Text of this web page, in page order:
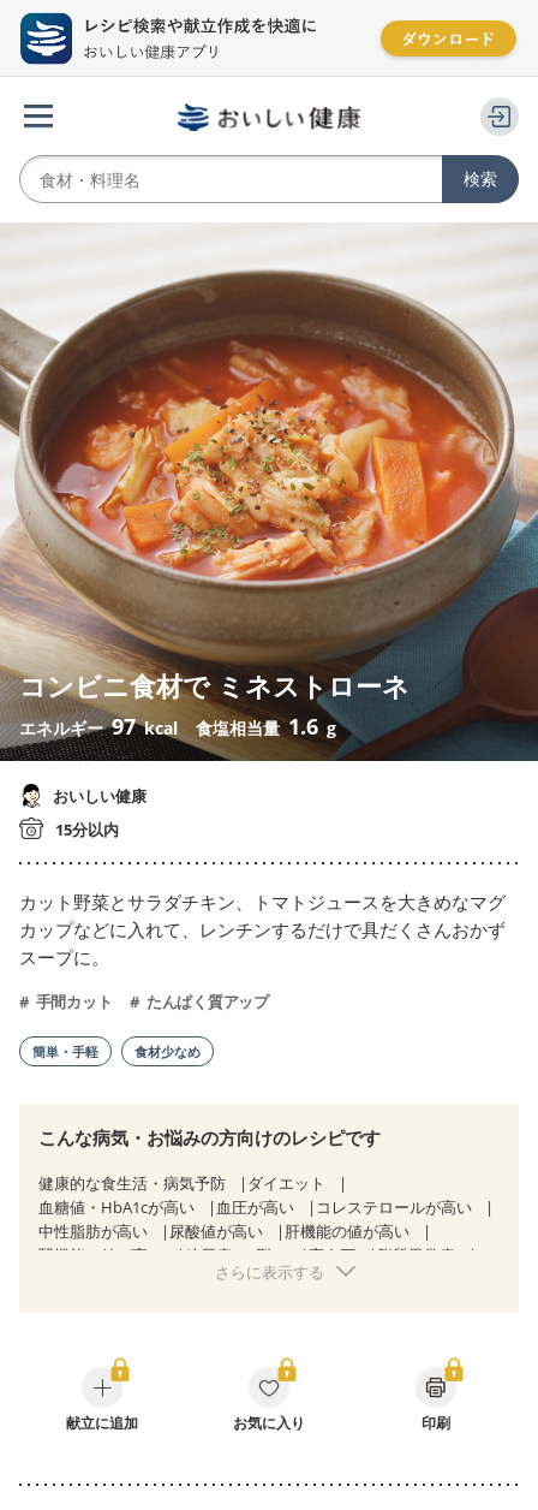
コンビニ食材で ミネストローネ
エネルギー97 kcal 食塩相当量 1.6 g
おいしい健康
15分以内
カット野菜とサラダチキン、トマトジュースを大きめなマグ
カップなどに入れて、レンチンするだけで具だくさんおかず
スープに。
手間カット たんぱく質アップ
簡単・手軽 食材少なめ
こんな病気・お悩みの方向けのレシピです
健康的な食生活・病気予防
ダイエット
血糖値・HbA1cが高い
血圧が高い
コレステロールが高い
中性脂肪が高い
尿酸値が高い
肝機能の値が高い
腎機能の値が高い
糖尿病（2型） 高血圧
脂質異常症
狭心症 心筋梗塞
糖尿病性腎症（第１期）
糖尿病性腎症（第２期）
糖尿病性腎症（第３期）
CKD（ステージ１）
CKD（ステージ２）
乳がん（抗がん剤治療中）
さらに表示する
献立に追加 お気に入り 印刷